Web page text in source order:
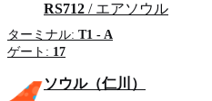
RS712 / エアソウル
ターミナル: T1 - A
ゲート: 17
ソウル（仁川）